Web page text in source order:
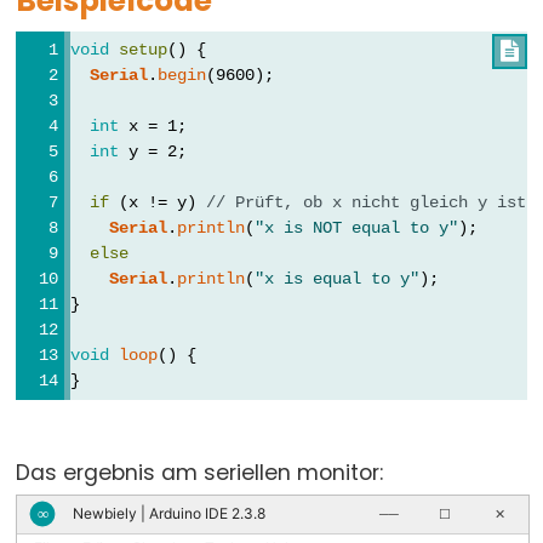
array
bool
boolean
byte
char
double
float
int
long
short
size_t
unsigned
char

void setup() {
Serial. begin(9600);
int x = 1;
int y = 2;
if (x != y) // Prüft, ob x nicht gleich y ist
Serial. println( "x is NOT equal to y");
else
Serial. println( "x is equal to y");
}
void loop() {
}
Das ergebnis am seriellen monitor:
∞ Newbiely | Arduino IDE 2.3.8 ── ☐ ✕